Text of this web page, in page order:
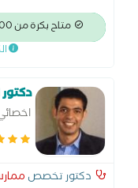
متاح بكرة من 5:00 مساءً
دكتور تخصص